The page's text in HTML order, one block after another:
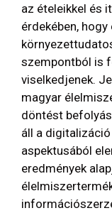
az ételeikkel és
érdekében,
szempontból is
viselkedjenek.
magyar
döntést
áll a
aspektusából
eredmények